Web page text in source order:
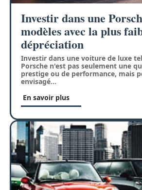
Investir dans une
modèles avec la plus
dépréciation
Investir dans une voiture de luxe
Porsche n'est pas seulement une
prestige ou de performance, mais
envisagé…
En savoir plus